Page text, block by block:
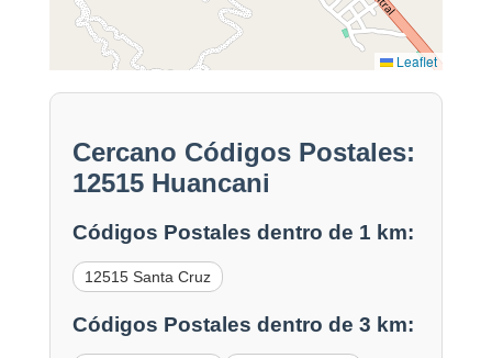
Leaflet
Cercano Códigos Postales:
12515 Huancani
Códigos Postales dentro de 1 km:
12515 Santa Cruz
Códigos Postales dentro de 3 km: